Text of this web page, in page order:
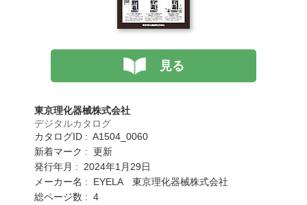
見る
東京理化器械株式会社
デジタルカタログ
カタログID : A1504_0060
新着マーク : 更新
発行年月 : 2024年1月29日
メーカー名 : EYELA 東京理化器械株式会社
総ページ数 : 4